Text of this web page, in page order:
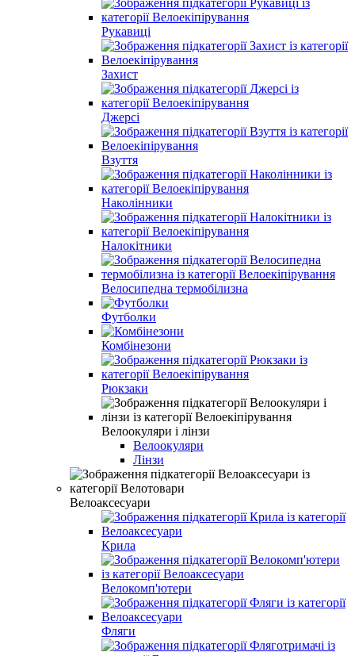
Рукавиці
Захист
Джерсі
Взуття
Наколінники
Налокітники
Велосипедна термобілизна
Футболки
Комбінезони
Рюкзаки
Велоокуляри і лінзи
Велоокуляри
Лінзи
Велоаксесуари
Крила
Велокомп'ютери
Фляги